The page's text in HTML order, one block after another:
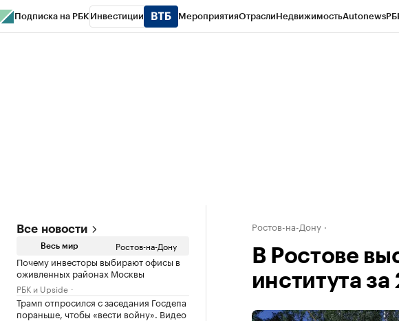
Подписка на РБК Инвестиции МероприятияОтраслиНедвижимостьAutonews
Все новости
Весь мир Ростов-на-Дону
Почему инвесторы выбирают офисы в
оживленных районах Москвы
РБК и Upside
Трамп отпросился с заседания Госдепа
пораньше, чтобы «вести войну». Видео
Ростов-на-Дону
В Ростове
института